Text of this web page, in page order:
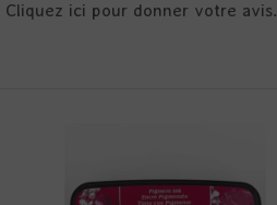
Cliquez ici pour donner votre avis.